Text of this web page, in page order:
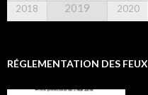
2018 2019 2020
RÉGLEMENTATION DES FEUX